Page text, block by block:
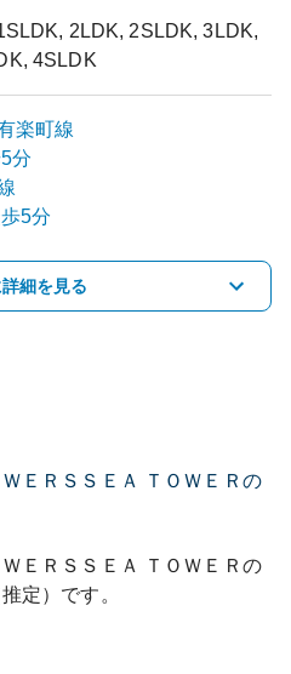
2LDK, 2SLDK, 3LDK,
4SLDK
楽町線
分
5分
細を見る
ＥＲＳＳＥＡ ＴＯＷＥＲの
ＲＳＳＥＡ ＴＯＷＥＲ の
定）です。